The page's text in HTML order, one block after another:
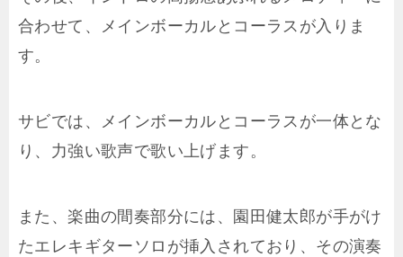
合わせて、メインボーカルとコーラスが入りま
す。
サビでは、メインボーカルとコーラスが一体とな
り、力強い歌声で歌い上げます。
また、楽曲の間奏部分には、園田健太郎が手がけ
たエレキギターソロが挿入されており、その演奏